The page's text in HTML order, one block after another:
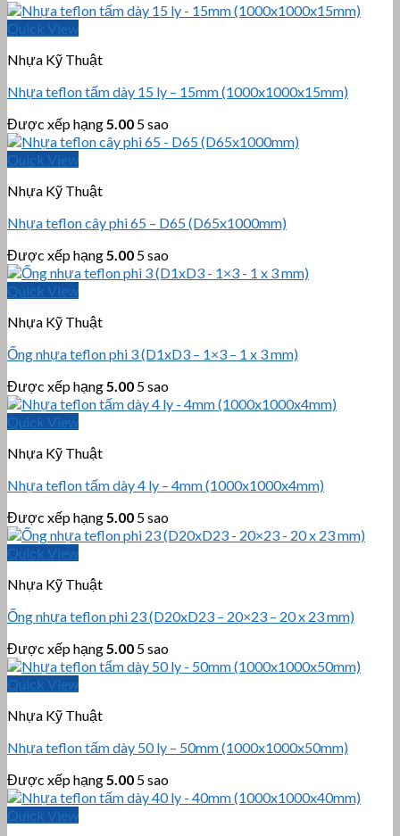
Quick View
Nhựa Kỹ Thuật
Nhựa teflon tấm dày 15 ly – 15mm (1000x1000x15mm)
Được xếp hạng 5.00 5 sao
Quick View
Nhựa Kỹ Thuật
Nhựa teflon cây phi 65 – D65 (D65x1000mm)
Được xếp hạng 5.00 5 sao
Quick View
Nhựa Kỹ Thuật
Ống nhựa teflon phi 3 (D1xD3 – 1×3 – 1 x 3 mm)
Được xếp hạng 5.00 5 sao
Quick View
Nhựa Kỹ Thuật
Nhựa teflon tấm dày 4 ly – 4mm (1000x1000x4mm)
Được xếp hạng 5.00 5 sao
Quick View
Nhựa Kỹ Thuật
Ống nhựa teflon phi 23 (D20xD23 – 20×23 – 20 x 23 mm)
Được xếp hạng 5.00 5 sao
Quick View
Nhựa Kỹ Thuật
Nhựa teflon tấm dày 50 ly – 50mm (1000x1000x50mm)
Được xếp hạng 5.00 5 sao
Quick View